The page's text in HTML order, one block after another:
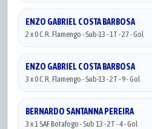
ENZO GABRIEL COSTA BARBOSA
2 x 0 C.R. Flamengo - Sub-13 - 1T - 27 - Gol
ENZO GABRIEL COSTA BARBOSA
3 x 0 C.R. Flamengo - Sub-13 - 2T - 9 - Gol
BERNARDO SANTANNA PEREIRA
3 x 1 SAF Botafogo - Sub 13 - 2T - 4 - Gol